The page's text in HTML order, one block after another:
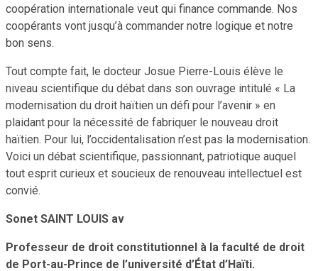
coopération internationale veut qui finance commande. Nos
coopérants vont jusqu’à commander notre logique et notre
bon sens.
Tout compte fait, le docteur Josue Pierre-Louis élève le
niveau scientifique du débat dans son ouvrage intitulé « La
modernisation du droit haïtien un défi pour l’avenir » en
plaidant pour la nécessité de fabriquer le nouveau droit
haïtien. Pour lui, l’occidentalisation n’est pas la modernisation.
Voici un débat scientifique, passionnant, patriotique auquel
tout esprit curieux et soucieux de renouveau intellectuel est
convié.
Sonet SAINT LOUIS av
Professeur de droit constitutionnel à la faculté de droit
de Port-au-Prince de l’université d’État d’Haïti.